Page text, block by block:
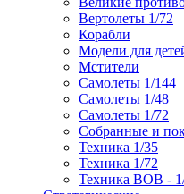
Вертолеты 1/72
Корабли
Модели для
Мстители
Самолеты 1/144
Самолеты 1/48
Самолеты 1/72
Собранные и
Техника 1/35
Техника 1/72
Техника ВОВ -